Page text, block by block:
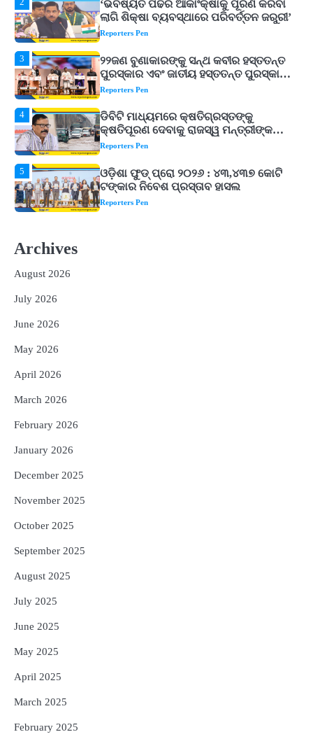
୨୨ଜଣ ବୁଣାକାରଙ୍କୁ ସନ୍ଥ କବୀର ହସ୍ତତନ୍ତ
ପୁରସ୍କାର ଏବଂ ଜାତୀୟ ହସ୍ତତନ୍ତ ପୁରସ୍କାର
ପ୍ରଦାନ, ଓଡ଼ିଶାରୁ ୨ ଜଣଙ୍କୁ ମିଳିଲା
Reporters Pen
4
ଡିବିଟି ମାଧ୍ୟମରେ କ୍ଷତିଗ୍ରସ୍ତଙ୍କୁ
କ୍ଷତିପୂରଣ ଦେବାକୁ ରାଜସ୍ୱ ମନ୍ତ୍ରୀଙ୍କ
ନିର୍ଦ୍ଦେଶ
Reporters Pen
5
ଓଡ଼ିଶା ଫୁଡ୍ ପ୍ରୋ ୨୦୨୬ : ୪୩,୪୩୭ କୋଟି
ଟଙ୍କାର ନିବେଶ ପ୍ରସ୍ତାବ ହାସଲ
Reporters Pen
1
ଘରର ବାସ୍ତୁଦୋଷ ଦୂର କରିବ ଲିଲି ଫୁଲ!
Reporters Pen
5
Archives
August 2026
July 2026
June 2026
May 2026
April 2026
March 2026
February 2026
January 2026
December 2025
November 2025
October 2025
September 2025
August 2025
July 2025
June 2025
May 2025
April 2025
March 2025
February 2025